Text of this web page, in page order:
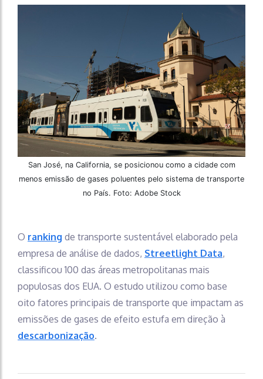
San José, na California, se posicionou como a cidade com
menos emissão de gases poluentes pelo sistema de transporte
no País. Foto: Adobe Stock
O ranking de transporte sustentável elaborado pela
empresa de análise de dados, Streetlight Data,
classificou 100 das áreas metropolitanas mais
populosas dos EUA. O estudo utilizou como base
oito fatores principais de transporte que impactam as
emissões de gases de efeito estufa em direção à
descarbonização.